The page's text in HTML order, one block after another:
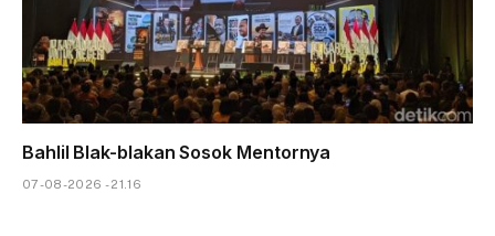
Bahlil Blak-blakan Sosok Mentornya
07-08-2026 - 21.16